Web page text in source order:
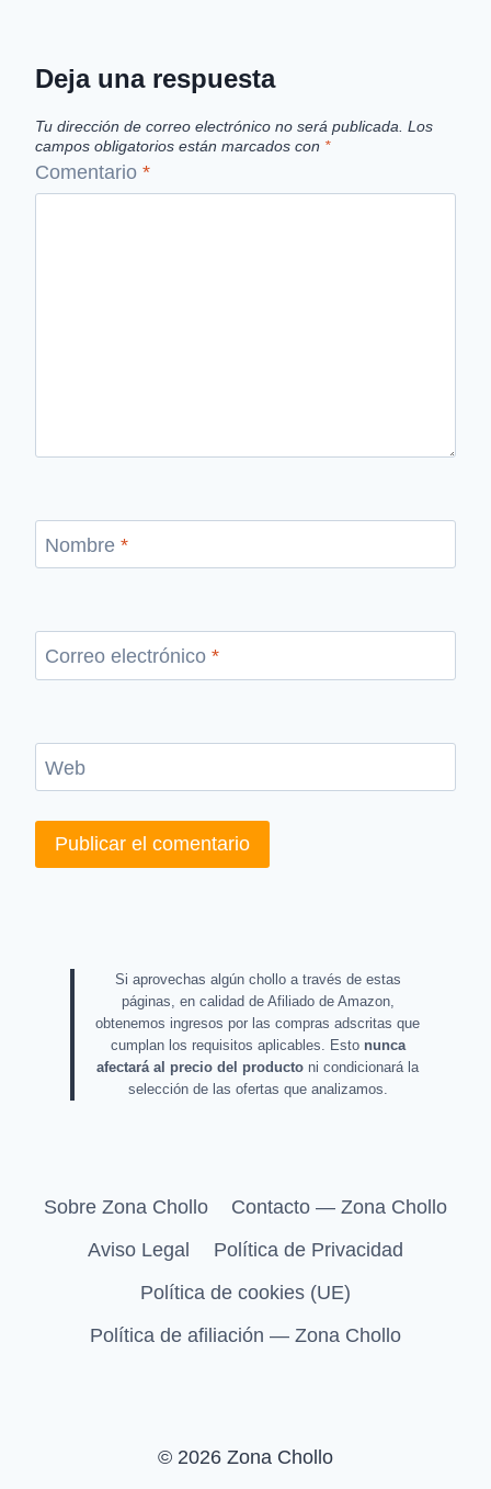
Deja una respuesta
Tu dirección de correo electrónico no será publicada. Los
campos obligatorios están marcados con *
Comentario *
Nombre *
Correo electrónico *
Web
Si aprovechas algún chollo a través de estas
páginas, en calidad de Afiliado de Amazon,
obtenemos ingresos por las compras adscritas que
cumplan los requisitos aplicables. Esto nunca
afectará al precio del producto ni condicionará la
selección de las ofertas que analizamos.
Sobre Zona Chollo
Contacto — Zona Chollo
Aviso Legal
Política de Privacidad
Política de cookies (UE)
Política de afiliación — Zona Chollo
© 2026 Zona Chollo